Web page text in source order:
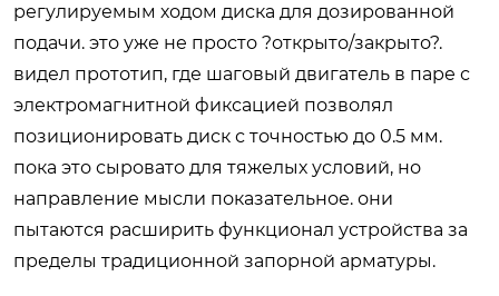
регулируемым ходом диска для дозированной
подачи. это уже не просто ?открыто/закрыто?.
видел прототип, где шаговый двигатель в паре с
электромагнитной фиксацией позволял
позиционировать диск с точностью до 0.5 мм.
пока это сыровато для тяжелых условий, но
направление мысли показательное. они
пытаются расширить функционал устройства за
пределы традиционной запорной арматуры.